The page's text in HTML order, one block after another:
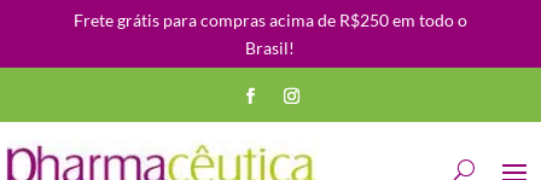
Frete grátis para compras acima de R$250 em todo o
Brasil!